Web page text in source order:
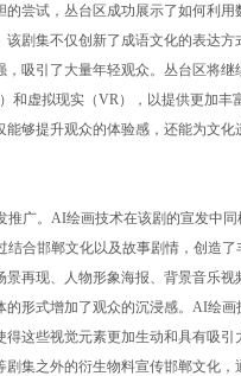
的尝试，丛台区成功展示了如何利
该剧集不仅创新了成语文化的表达
，吸引了大量年轻观众。丛台区将继
和虚拟现实（VR），以提供更加丰
能够提升观众的体验感，还能为文化
广。AI绘画技术在该剧的宣发中同
结合邯郸文化以及故事剧情，创造
景再现、人物形象海报、背景音乐视
的形式增加了观众的沉浸感。AI绘
得这些视觉元素更加生动和具有吸
剧集之外的衍生物料宣传邯郸文化